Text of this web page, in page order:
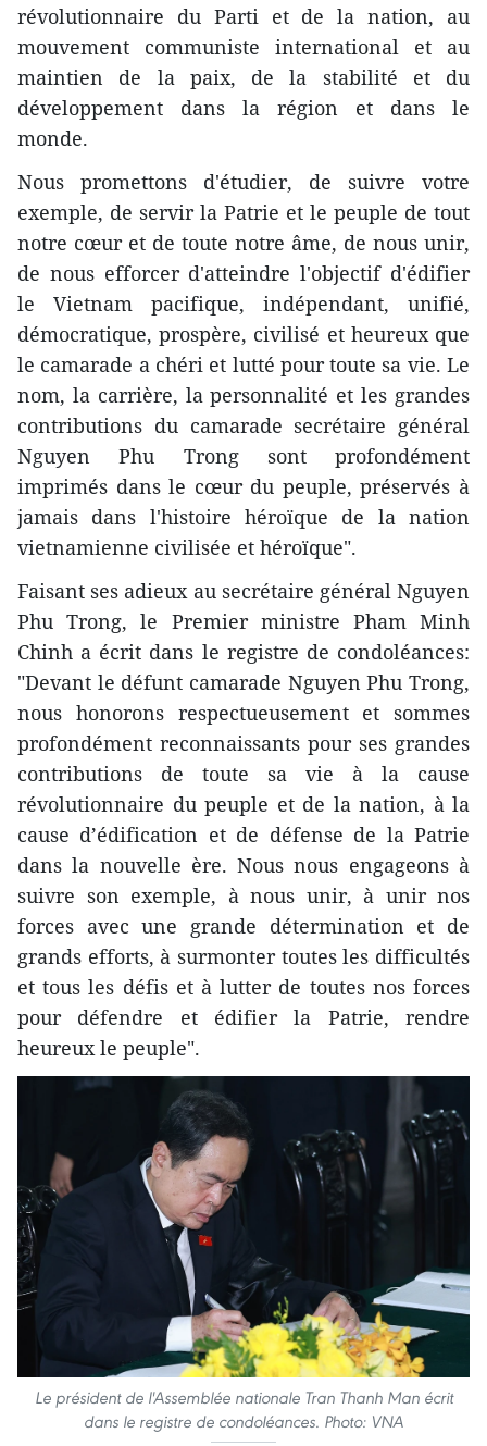
révolutionnaire du Parti et de la nation, au
mouvement communiste international et au
maintien de la paix, de la stabilité et du
développement dans la région et dans le
monde.
Nous promettons d'étudier, de suivre votre
exemple, de servir la Patrie et le peuple de tout
notre cœur et de toute notre âme, de nous unir,
de nous efforcer d'atteindre l'objectif d'édifier
le Vietnam pacifique, indépendant, unifié,
démocratique, prospère, civilisé et heureux que
le camarade a chéri et lutté pour toute sa vie. Le
nom, la carrière, la personnalité et les grandes
contributions du camarade secrétaire général
Nguyen Phu Trong sont profondément
imprimés dans le cœur du peuple, préservés à
jamais dans l'histoire héroïque de la nation
vietnamienne civilisée et héroïque".
Faisant ses adieux au secrétaire général Nguyen
Phu Trong, le Premier ministre Pham Minh
Chinh a écrit dans le registre de condoléances:
"Devant le défunt camarade Nguyen Phu Trong,
nous honorons respectueusement et sommes
profondément reconnaissants pour ses grandes
contributions de toute sa vie à la cause
révolutionnaire du peuple et de la nation, à la
cause d’édification et de défense de la Patrie
dans la nouvelle ère. Nous nous engageons à
suivre son exemple, à nous unir, à unir nos
forces avec une grande détermination et de
grands efforts, à surmonter toutes les difficultés
et tous les défis et à lutter de toutes nos forces
pour défendre et édifier la Patrie, rendre
heureux le peuple".
Le président de l'Assemblée nationale Tran Thanh Man écrit
dans le registre de condoléances. Photo: VNA